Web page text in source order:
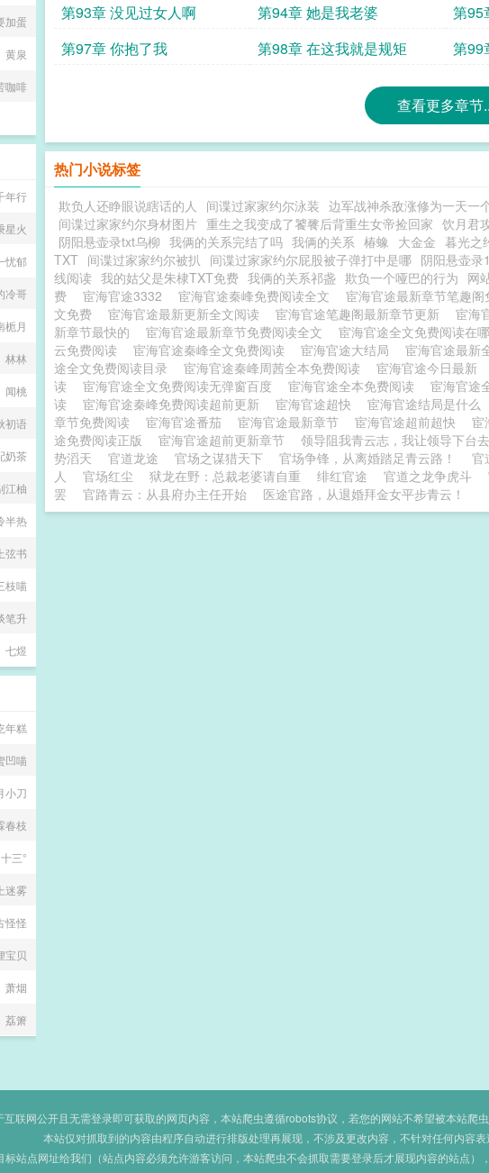
第93章 没见过女人啊
第94章 她是我老婆 第95
第97章 你抱了我
第98章 在这我就是规矩 第99
查看更多章节
热门小说标签
欺负人还睁眼说瞎话的人 间谍过家家约尔泳装 边军战神杀敌涨修为一天一
间谍过家家约尔身材图片 重生之我变成了饕餮后背重生女帝捡回家 饮月君
阴阳悬壶录txt乌柳 我俩的关系完结了吗 我俩的关系 椿蟓 大金金 暮光之
TXT 间谍过家家约尔被扒 间谍过家家约尔屁股被子弹打中是哪 阴阳悬壶录
线阅读 我的姑父是朱棣TXT免费 我俩的关系祁盏 欺负一个哑巴的行为 网
费
宦海官途3332 宦海官途秦峰免费阅读全文 宦海官途最新章节笔趣阁
文免费
宦海官途最新更新全文阅读 宦海官途笔趣阁最新章节更新 宦海
新章节最快的
宦海官途最新章节免费阅读全文 宦海官途全文免费阅读在
云免费阅读
宦海官途秦峰全文免费阅读 宦海官途大结局 宦海官途最新
途全文免费阅读目录
宦海官途秦峰周茜全本免费阅读 宦海官途今日最新
读
宦海官途全文免费阅读无弹窗百度 宦海官途全本免费阅读 宦海官途
读
宦海官途秦峰免费阅读超前更新 宦海官途超快 宦海官途结局是什么
章节免费阅读
宦海官途番茄 宦海官途最新章节 宦海官途超前超快 宦
途免费阅读正版
宦海官途超前更新章节 领导阻我青云志，我让领导下台去
势滔天
官道龙途 官场之谋猎天下 官场争锋，从离婚踏足青云路！ 官
人
官场红尘 狱龙在野：总裁老婆请自重 绯红官途 官道之龙争虎斗
罢
官路青云：从县府办主任开始 医途官路，从退婚拜金女平步青云！
加蛋
黄泉
咖啡
年行
星火
忧郁
冷哥
栀月
林林
闻桃
初语
奶茶
江柚
半热
上弦书
枝喵
笔升
七煜
年糕
凹喵
小刀
春枝
十三°
迷雾
怪怪
宝贝
萧烟
荔箫
联网公开且无需登录即可获取的网页内容，本站爬虫遵循robots协议，若您的网站不希望被本站爬
本站仅对抓取到的内容由程序自动进行排版处理再展现，不涉及更改内容，不针对任何内容表
站点网址给我们（站点内容必须允许游客访问，本站爬虫不会抓取需要登录后才展现内容的站点）